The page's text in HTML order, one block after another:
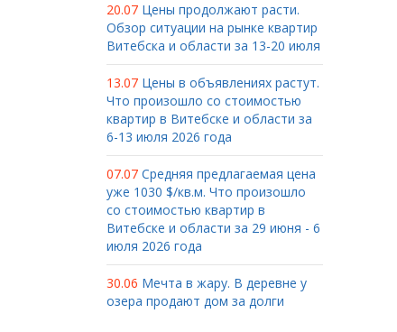
20.07 Цены продолжают расти.
Обзор ситуации на рынке квартир
Витебска и области за 13-20 июля
13.07 Цены в объявлениях растут.
Что произошло со стоимостью
квартир в Витебске и области за
6-13 июля 2026 года
07.07 Средняя предлагаемая цена
уже 1030 $/кв.м. Что произошло
со стоимостью квартир в
Витебске и области за 29 июня - 6
июля 2026 года
30.06 Мечта в жару. В деревне у
озера продают дом за долги